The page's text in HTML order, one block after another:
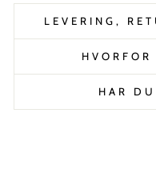
LEVERING,
HAR